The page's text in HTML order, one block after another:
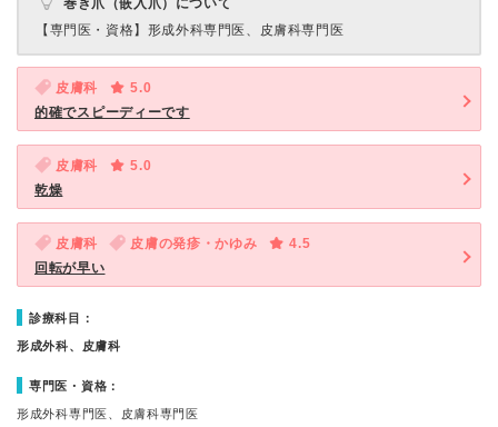
巻き爪（嵌入爪）について
【専門医・資格】 形成外科専門医、皮膚科専門医
皮膚科
5.0
的確でスピーディーです
皮膚科
5.0
乾燥
皮膚科 皮膚の発疹・かゆみ
4.5
回転が早い
診療科目：
形成外科、皮膚科
専門医・資格：
形成外科専門医、皮膚科専門医